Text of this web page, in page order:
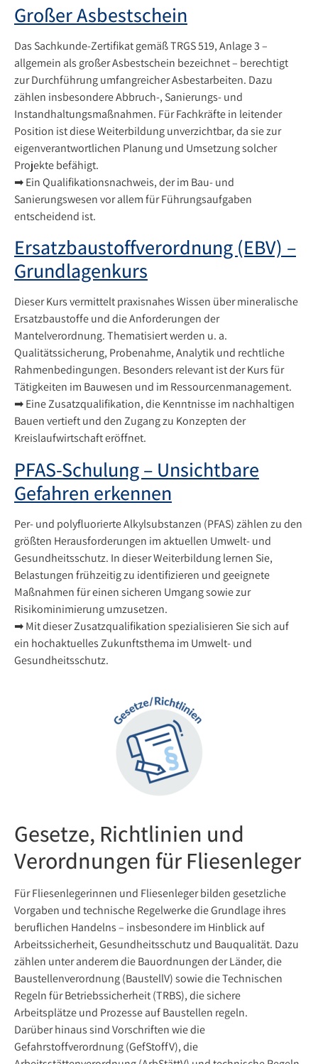
Großer Asbestschein
Das Sachkunde-Zertifikat gemäß TRGS 519, Anlage 3 –
allgemein als großer Asbestschein bezeichnet – berechtigt
zur Durchführung umfangreicher Asbestarbeiten. Dazu
zählen insbesondere Abbruch-, Sanierungs- und
Instandhaltungsmaßnahmen. Für Fachkräfte in leitender
Position ist diese Weiterbildung unverzichtbar, da sie zur
eigenverantwortlichen Planung und Umsetzung solcher
Projekte befähigt.
➡ Ein Qualifikationsnachweis, der im Bau- und
Sanierungswesen vor allem für Führungsaufgaben
entscheidend ist.
Ersatzbaustoffverordnung (EBV) –
Grundlagenkurs
Dieser Kurs vermittelt praxisnahes Wissen über mineralische
Ersatzbaustoffe und die Anforderungen der
Mantelverordnung. Thematisiert werden u. a.
Qualitätssicherung, Probenahme, Analytik und rechtliche
Rahmenbedingungen. Besonders relevant ist der Kurs für
Tätigkeiten im Bauwesen und im Ressourcenmanagement.
➡ Eine Zusatzqualifikation, die Kenntnisse im nachhaltigen
Bauen vertieft und den Zugang zu Konzepten der
Kreislaufwirtschaft eröffnet.
PFAS-Schulung – Unsichtbare
Gefahren erkennen
Per- und polyfluorierte Alkylsubstanzen (PFAS) zählen zu den
größten Herausforderungen im aktuellen Umwelt- und
Gesundheitsschutz. In dieser Weiterbildung lernen Sie,
Belastungen frühzeitig zu identifizieren und geeignete
Maßnahmen für einen sicheren Umgang sowie zur
Risikominimierung umzusetzen.
➡ Mit dieser Zusatzqualifikation spezialisieren Sie sich auf
ein hochaktuelles Zukunftsthema im Umwelt- und
Gesundheitsschutz.
Gesetze, Richtlinien und
Verordnungen für Fliesenleger
Für Fliesenlegerinnen und Fliesenleger bilden gesetzliche
Vorgaben und technische Regelwerke die Grundlage ihres
beruflichen Handelns – insbesondere im Hinblick auf
Arbeitssicherheit, Gesundheitsschutz und Bauqualität. Dazu
zählen unter anderem die Bauordnungen der Länder, die
Baustellenverordnung (BaustellV) sowie die Technischen
Regeln für Betriebssicherheit (TRBS), die sichere
Arbeitsplätze und Prozesse auf Baustellen regeln.
Darüber hinaus sind Vorschriften wie die
Gefahrstoffverordnung (GefStoffV), die